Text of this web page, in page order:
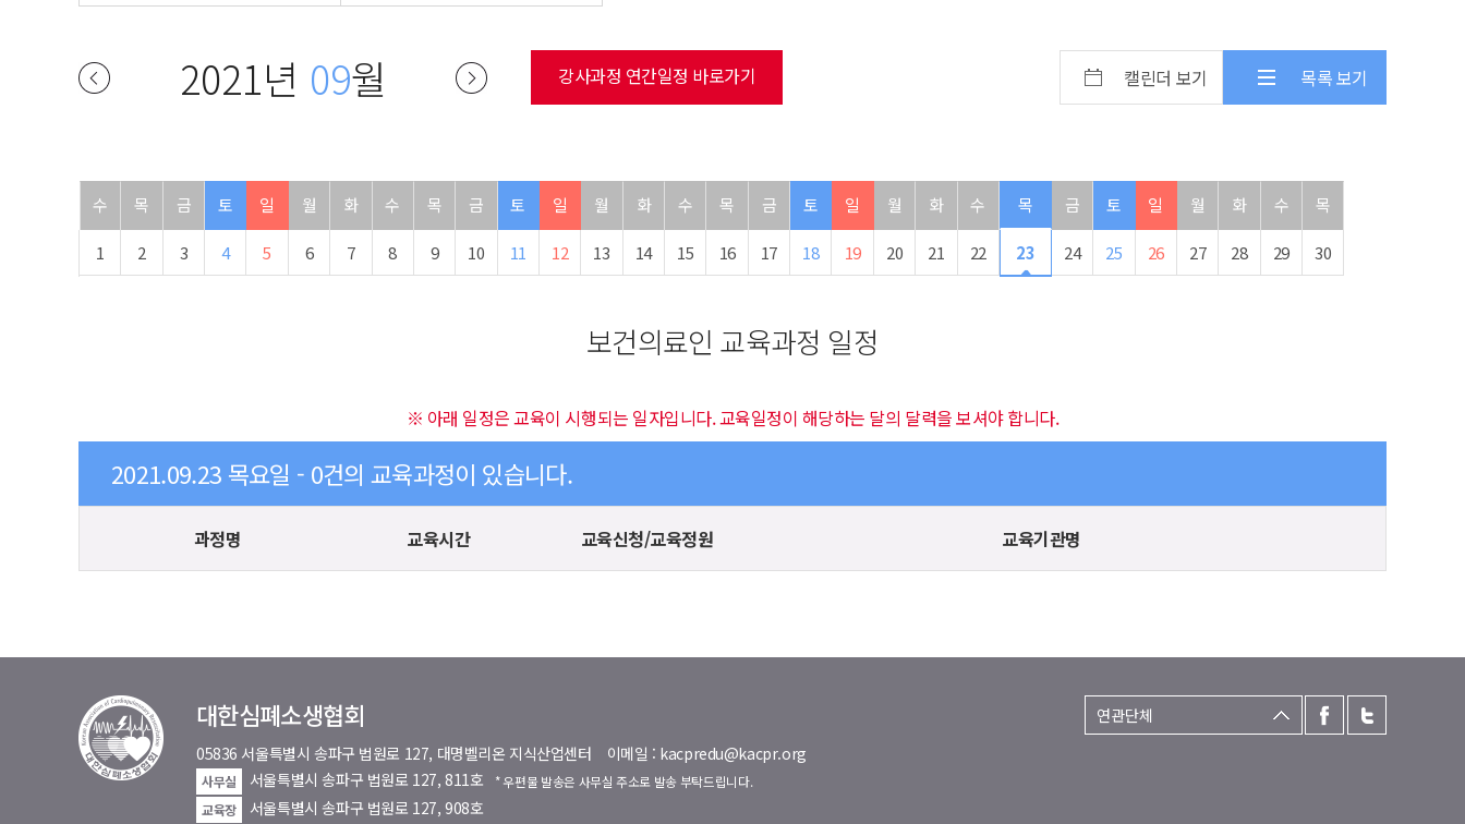
2021년 09월 강사과정 연간일정 바로가기 캘린더 보기 목록 보기
수 목 금 토 일 월 화 수 목 금 토 일 월 화 수 목 금 토 일 월 화 수 목 금 토 일 월 화 수 목
1 2 3 4 5 6 7 8 9 10 11 12 13 14 15 16 17 18 19 20 21 22 23 24 25 26 27 28 29 30
보건의료인 교육과정 일정
※ 아래 일정은 교육이 시행되는 일자입니다. 교육일정이 해당하는 달의 달력을 보셔야 합니다.
2021.09.23 목요일 - 0건의 교육과정이 있습니다.
과정명 교육시간 교육신청/교육정원 교육기관명
대한심폐소생협회
05836 서울특별시 송파구 법원로 127, 대명벨리온 지식산업센터 이메일 : kacpredu@kacpr.org
사무실 서울특별시 송파구 법원로 127, 811호
* 우편물 발송은 사무실 주소로 발송 부탁드립니다.
교육장
서울특별시 송파구 법원로 127, 908호